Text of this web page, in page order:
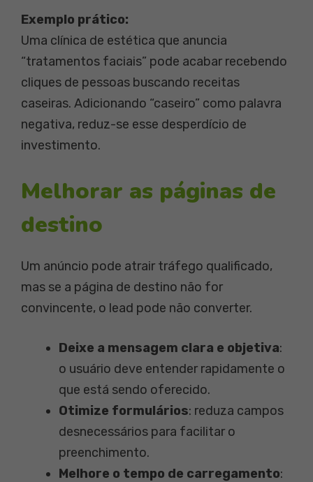
Exemplo prático:
Uma clínica de estética que anuncia
“tratamentos faciais” pode acabar recebendo
cliques de pessoas buscando receitas
caseiras. Adicionando “caseiro” como palavra
negativa, reduz-se esse desperdício de
investimento.
Melhorar as páginas de
destino
Um anúncio pode atrair tráfego qualificado,
mas se a página de destino não for
convincente, o lead pode não converter.
Deixe a mensagem clara e objetiva:
o usuário deve entender rapidamente o
que está sendo oferecido.
Otimize formulários: reduza campos
desnecessários para facilitar o
preenchimento.
Melhore o tempo de carregamento: